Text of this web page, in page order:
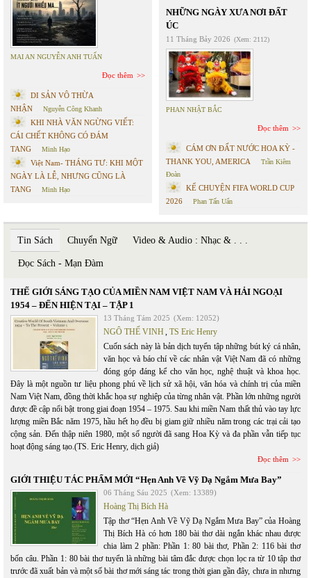
MAI AN NGUYỄN ANH TUẤN
Đọc thêm
DI SẢN VÔ THỪA
NHẬN
Nguyễn Công Khanh
KHI NHÀ VĂN NGỪNG VIẾT:
CÁI CHẾT KHÔNG CÓ ĐÁM
TANG
Minh Hạo
Việt Nam- THÁNG TƯ: KHI MỘT
NGÀY LÀ LỄ, NHƯNG CŨNG LÀ
TANG
Minh Hạo
NHỮNG NGÀY XƯA NƠI ĐẤT
ÚC
11 Tháng Bảy 2026 (Xem: 2112)
PHAN NHẬT BẮC
Đọc thêm
CÁM ƠN ĐẤT NƯỚC HOA KỲ -
THANK YOU, AMERICA
Trần Kiêm
Đoàn
KỂ CHUYỆN FIFA WORLD CUP
2026
Phan Tấn Uẩn
Tin Sách Chuyển Ngữ Video & Audio : Nhạc & . . .
Đọc Sách - Mạn Đàm
THẾ GIỚI SÁNG TẠO CỦA MIỀN NAM VIỆT NAM VÀ HẢI NGOẠI
1954 – ĐẾN HIỆN TẠI – TẬP 1
13 Tháng Tám 2025 (Xem: 12052)
NGÔ THẾ VINH, TS Eric Henry
Cuốn sách này là bản dịch tuyển tập những bút ký cá nhân,
văn học và báo chí về các nhân vật Việt Nam đã có những
đóng góp đáng kể cho văn học, nghệ thuật và khoa học.
Đây là một nguồn tư liệu phong phú về lịch sử xã hội, văn hóa và chính trị của miền
Nam Việt Nam, đồng thời khắc họa sự nghiệp của từng nhân vật. Phần lớn những người
được đề cập nổi bật trong giai đoạn 1954 – 1975. Sau khi miền Nam thất thủ vào tay lực
lượng miền Bắc năm 1975, hầu hết họ đều bị giam giữ nhiều năm trong các trại cải tạo
cộng sản. Đến thập niên 1980, một số người đã sang Hoa Kỳ và đa phần vẫn tiếp tục
hoạt động sáng tạo.(TS. Eric Henry, dịch giả)
Đọc thêm
GIỚI THIỆU TÁC PHẨM MỚI “Hẹn Anh Về Vỹ Dạ Ngắm Mưa Bay”
06 Tháng Sáu 2025 (Xem: 13389)
Hoàng Thị Bích Hà
Tập thơ “Hẹn Anh Về Vỹ Dạ Ngắm Mưa Bay” của Hoàng
Thị Bích Hà có hơn 180 bài thơ dài ngắn khác nhau được
chia làm 2 phần: Phần 1: 80 bài thơ, Phần 2: 116 bài thơ
bốn câu. Phần 1: 80 bài thơ tuyển là những bài tâm đắc được chọn lọc ra từ 10 tập thơ
trước đã xuất bản và một số bài thơ mới sáng tác trong thời gian gần đây, chưa in nhưng